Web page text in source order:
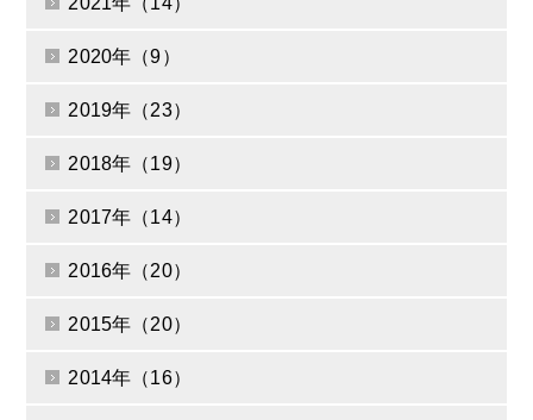
2020年（9）
2019年（23）
2018年（19）
2017年（14）
2016年（20）
2015年（20）
2014年（16）